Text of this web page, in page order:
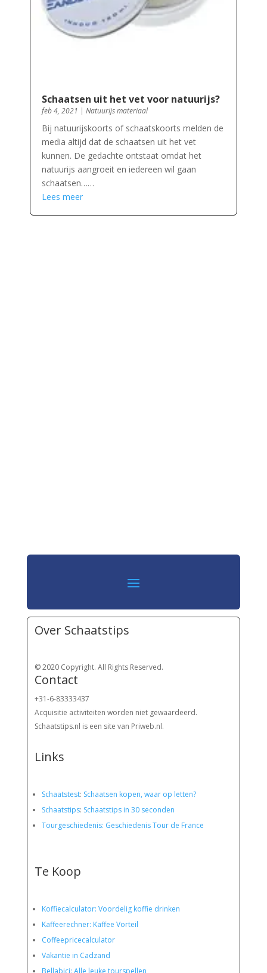
Schaatsen uit het vet voor natuurijs?
feb 4, 2021 | Natuurijs materiaal
Bij natuurijskoorts of schaatskoorts melden de
media altijd dat de schaatsen uit het vet
kunnen. De gedachte ontstaat omdat het
natuurijs aangroeit en iedereen wil gaan
schaatsen……
Lees meer
Over Schaatstips
© 2020 Copyright. All Rights Reserved.
Contact
+31-6-83333437
Acquisitie activiteiten worden niet gewaardeerd.
Schaatstips.nl is een site van Priweb.nl.
Links
Schaatstest: Schaatsen kopen, waar op letten?
Schaatstips: Schaatstips in 30 seconden
Tourgeschiedenis: Geschiedenis Tour de France
Te Koop
Koffiecalculator: Voordelig koffie drinken
Kaffeerechner: Kaffee Vorteil
Coffeepricecalculator
Vakantie in Cadzand
Bellabici: Alle leuke tourspellen